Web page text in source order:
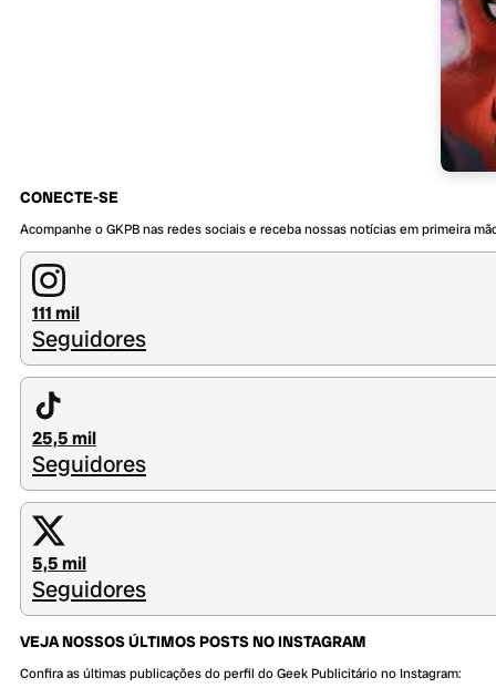
CONECTE-SE
Acompanhe o GKPB nas redes sociais e receba nossas notícias em primeira
111 mil
Seguidores
25,5 mil
Seguidores
5,5 mil
Seguidores
VEJA NOSSOS ÚLTIMOS POSTS NO INSTAGRAM
Confira as últimas publicações do perfil do Geek Publicitário no Instagram: